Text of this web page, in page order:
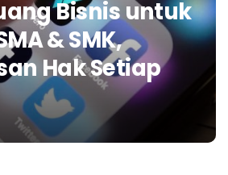
Bisnis untuk
& SMK,
Hak Setiap